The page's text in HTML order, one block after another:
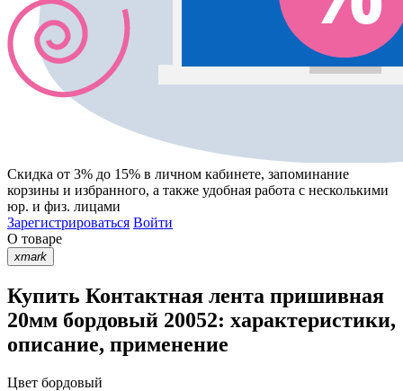
Скидка от 3% до 15% в личном кабинете, запоминание
корзины и избранного, а также удобная работа с несколькими
юр. и физ. лицами
Зарегистрироваться Войти
О товаре
xmark
Купить Контактная лента пришивная
20мм бордовый 20052: характеристики,
описание, применение
Цвет бордовый